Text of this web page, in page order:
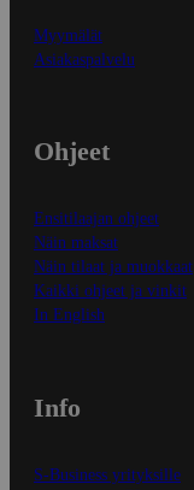
Myymälät
Asiakaspalvelu
Ohjeet
Ensitilaajan ohjeet
Näin maksat
Näin tilaat ja muokkaat
Kaikki ohjeet ja vinkit
In English
Info
S-Business yrityksille